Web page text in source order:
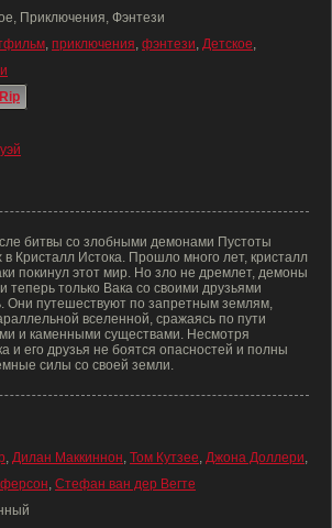
Приключения, Фэнтези
, приключения, фэнтези, Детское,
битвы со злобными демонами Пустоты
в Кристалл Истока. Прошло много лет, кристалл
покинул этот мир. Но зло не дремлет, демоны
теперь только Вака со своими друзьями
Они путешествуют по запретным землям,
вселенной, сражаясь по пути
и каменными существами. Несмотря
и его друзья не боятся опасностей и полны
силы со своей земли.
, Дилан Маккиннон, Том Кутзее, Джона Доллери,
, Стефан ван дер Вегте